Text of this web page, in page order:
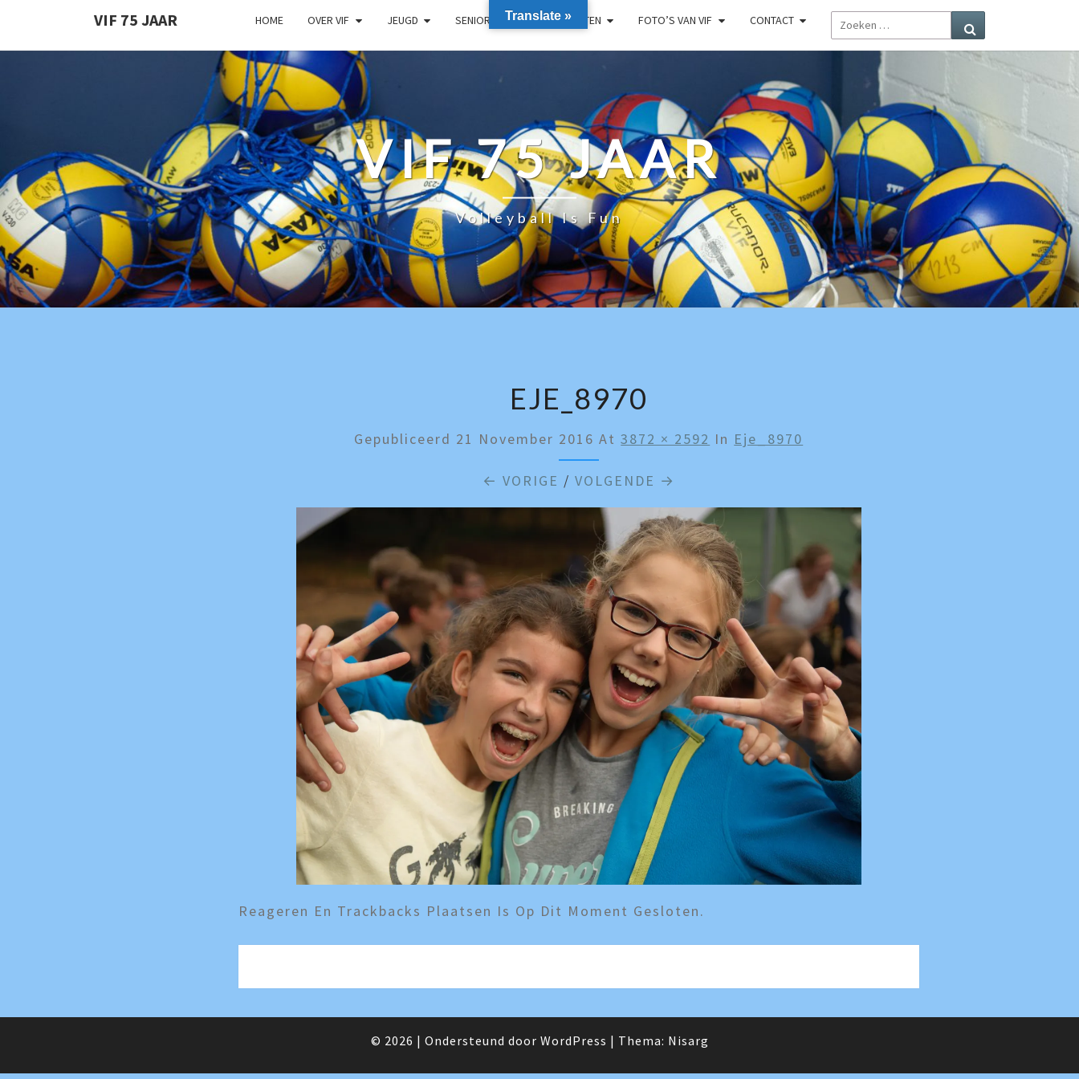
VIF 75 JAAR HOME OVER VIF JEUGD SENIOREN RECREANTEN FOTO’S VAN VIF CONTACT
ZOEKEN
NAAR:
VIF 75 JAAR
Volleyball Is Fun
EJE_8970
Gepubliceerd 21 November 2016 At3872 × 2592 In Eje_8970
← VORIGE / VOLGENDE →
Reageren En Trackbacks Plaatsen Is Op Dit Moment Gesloten.
© 2026 | Ondersteund door WordPress | Thema: Nisarg
Translate »